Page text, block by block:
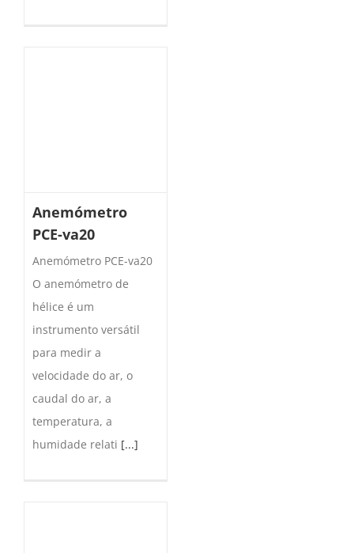
Anemómetro
PCE-va20
Anemómetro PCE-va20
O anemómetro de
hélice é um
instrumento versátil
para medir a
velocidade do ar, o
caudal do ar, a
temperatura, a
humidade relati [...]